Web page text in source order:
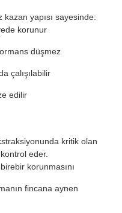
kazan yapısı sayesinde:
korunur
düşmez
çalışılabilir
edilir
kritik olan
eder.
korunmasını
fincana aynen